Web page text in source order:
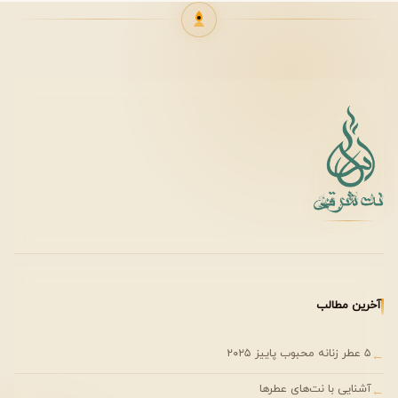
بازتابی از همین فلسفه طراحی است و کیفیت بالای ساخت آن
نشان‌دهنده استانداردهای بالای این برند است.
روی پوست‌های چرب، رایحه ماندگارتر و گرم‌تر جلوه می‌کند.
روی پوست‌های خشک ممکن است نیاز به تمدید داشته باشد.
استفاده روی نقاط نبض مانند گردن و مچ دست، پخش بو را
تقویت می‌کند.
• محیط‌های کاری رسمی
• قرارهای خاص
آخرین مطالب
← ۵ عطر زنانه محبوب پاییز ۲۰۲۵
←آشنایی با نت‌های عطرها